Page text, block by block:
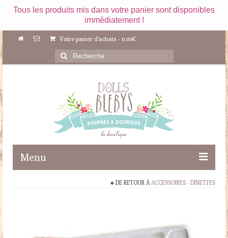
Tous les produits mis dans votre panier sont disponibles
immédiatement !
Votre panier d'achats - 0.00€
Rechercher
:
Menu
DE RETOUR À ACCESSOIRES - DÎNETTES